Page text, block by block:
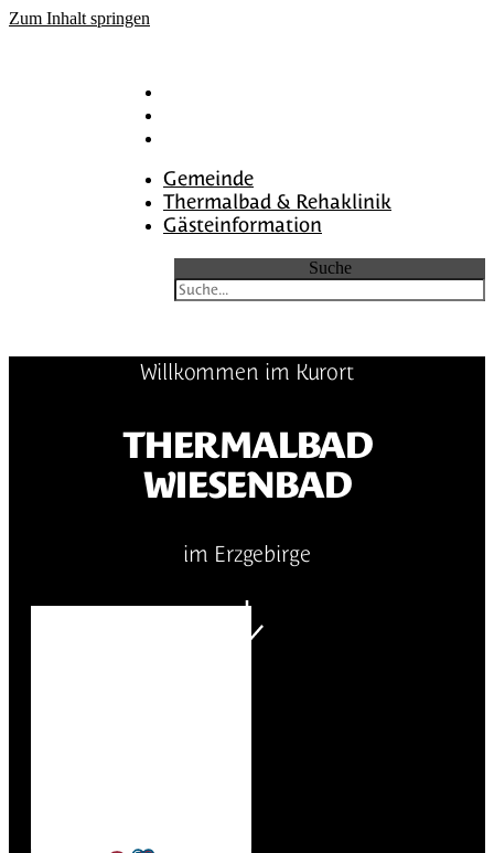
Zum Inhalt springen
Gemeinde
Thermalbad & Rehaklinik
Gästeinformation
Suche
Willkommen im Kurort
THERMALBAD
WIESENBAD
im Erzgebirge